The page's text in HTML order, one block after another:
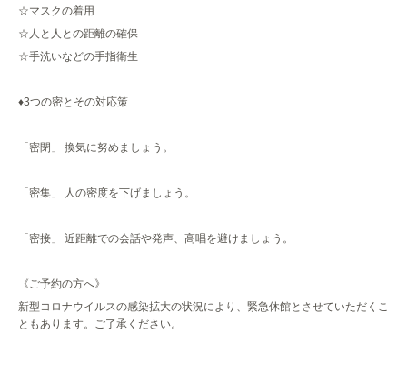
☆マスクの着用
☆人と人との距離の確保
☆手洗いなどの手指衛生
♦3つの密とその対応策
「密閉」 換気に努めましょう。
「密集」 人の密度を下げましょう。
「密接」 近距離での会話や発声、高唱を避けましょう。
《ご予約の方へ》
新型コロナウイルスの感染拡大の状況により、緊急休館とさせていただくこ
ともあります。ご了承ください。